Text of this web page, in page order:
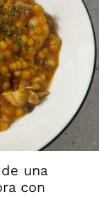
una
con